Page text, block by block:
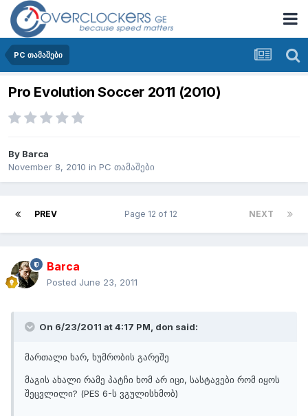
PC თამაშები
Pro Evolution Soccer 2011 (2010)
By Barca
November 8, 2010 in PC თამაშები
PREV NEXT
Page 12 of 12
Barca
Posted June 23, 2011
On 6/23/2011 at 4:17 PM, don said:
მართალი ხარ, ხუმრობის გარეშე
მაგის ახალი რამე პატჩი ხომ არ იცი, სასტავები რომ იყოს
შეცვლილი? (PES 6-ს ვგულისხმობ)